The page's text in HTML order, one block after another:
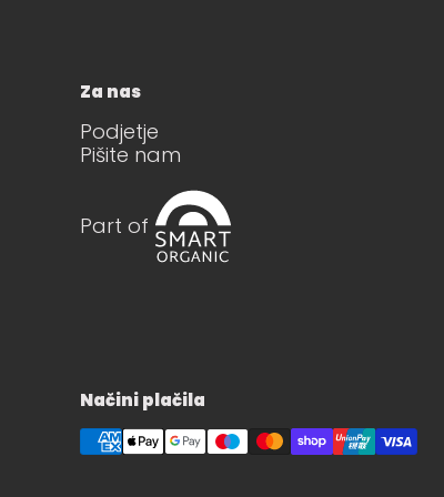
Za nas
Podjetje
Pišite nam
Part of
Načini plačila